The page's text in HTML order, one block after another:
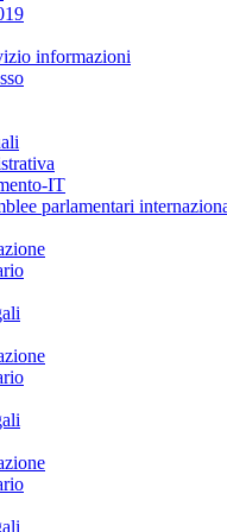
informazioni
IT
parlamentari